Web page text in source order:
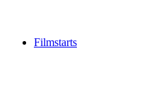
Filmstarts